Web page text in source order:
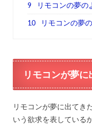
9 リモコンの夢の
10 リモコンの夢
リモコンが夢
リモコンが夢に出てき
いう欲求を表している